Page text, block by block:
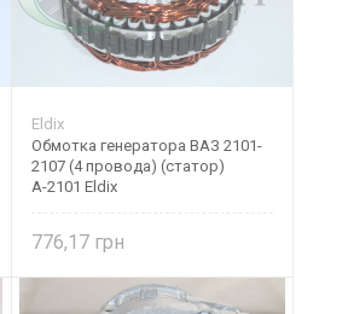
Eldix
Обмотка генератора ВАЗ 2101-
2107 (4 провода) (статор)
А-2101 Eldix
776,17